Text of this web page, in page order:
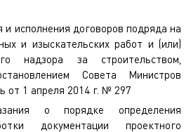
и исполнения договоров подряда на
и изыскательских работ и (или)
надзора за строительством,
Совета Министров
от 1 апреля 2014 г. № 297
о порядке определения
документации проектного